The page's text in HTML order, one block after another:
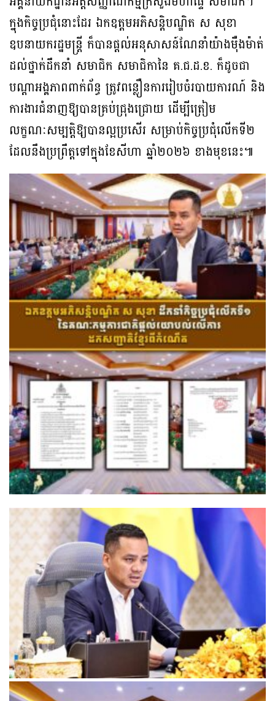
ក្នុងកិច្ចប្រជុំនោះដែរ ឯកឧត្តមអភិសន្តិបណ្ឌិត ស សុខា
ឧបនាយករដ្ឋមន្ត្រី ក៏បានផ្តល់អនុសាសន៍ណែនាំយ៉ាងម៉ឺងម៉ាត់
ដល់ថ្នាក់ដឹកនាំ សមាជិក សមាជិកានៃ គ.ជ.ដ.ខ. ក៏ដូចជា
បណ្តាអង្គភាពពាក់ព័ន្ធ ត្រូវពន្លឿនការរៀបចំរបាយការណ៍ និង
ការងារជំនាញឱ្យបានគ្រប់ជ្រុងជ្រោយ ដើម្បីត្រៀម
លក្ខណៈសម្បត្តិឱ្យបានល្អប្រសើរ សម្រាប់កិច្ចប្រជុំលើកទី២
ដែលនឹងប្រព្រឹត្តទៅក្នុងខែសីហា ឆ្នាំ២០២៦ ខាងមុខនេះ៕